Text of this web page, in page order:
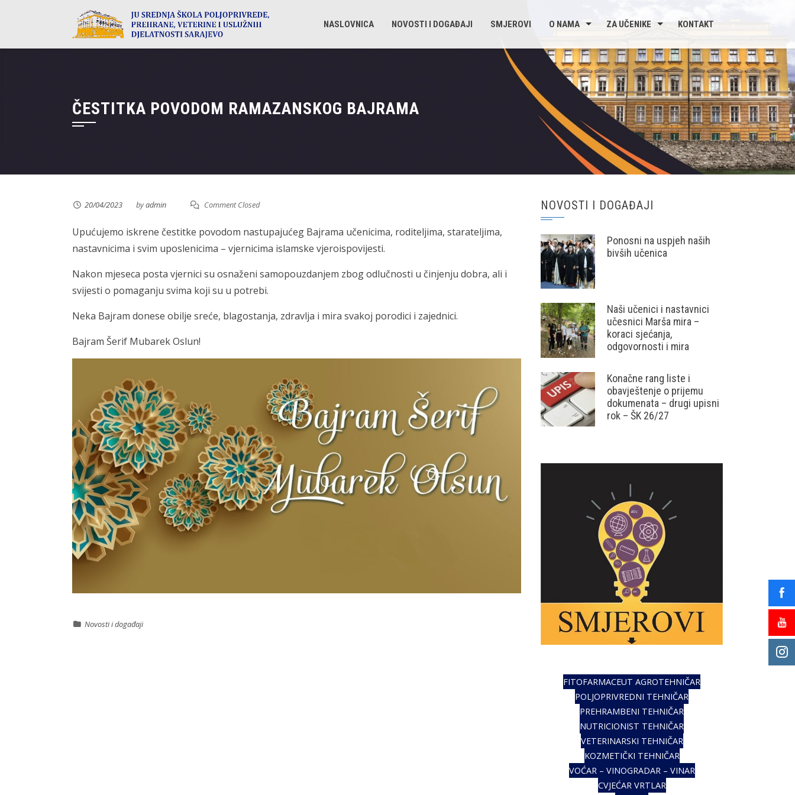
NASLOVNICA NOVOSTI I DOGAĐAJI SMJEROVI O NAMA ZA UČENIKE KONTAKT
ČESTITKA POVODOM RAMAZANSKOG BAJRAMA
20/04/2023 byadmin Comment Closed
Upućujemo iskrene čestitke povodom nastupajućeg Bajrama učenicima, roditeljima, starateljima,
nastavnicima i svim uposlenicima – vjernicima islamske vjeroispovijesti.
Nakon mjeseca posta vjernici su osnaženi samopouzdanjem zbog odlučnosti u činjenju dobra, ali i
svijesti o pomaganju svima koji su u potrebi.
Neka Bajram donese obilje sreće, blagostanja, zdravlja i mira svakoj porodici i zajednici.
Bajram Šerif Mubarek Oslun!
Novosti i događaji
NOVOSTI I DOGAĐAJI
Ponosni na uspjeh naših
bivših učenica
Naši učenici i nastavnici
učesnici Marša mira –
koraci sjećanja,
odgovornosti i mira
Konačne rang liste i
obavještenje o prijemu
dokumenata – drugi upisni
rok – ŠK 26/27
FITOFARMACEUT AGROTEHNIČAR
POLJOPRIVREDNI TEHNIČAR
PREHRAMBENI TEHNIČAR
NUTRICIONIST TEHNIČAR
VETERINARSKI TEHNIČAR
KOZMETIČKI TEHNIČAR
VOĆAR – VINOGRADAR – VINAR
CVJEĆAR VRTLAR